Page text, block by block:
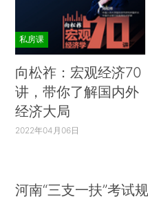
私房课
向松祚：宏观经济70
讲，带你了解国内外
经济大局
2022年04月06日
河南“三支一扶”考试